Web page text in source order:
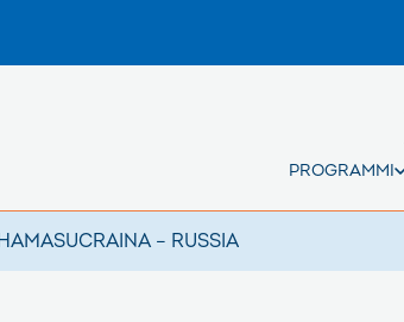
PROGRAMMI
UCRAINA – RUSSIA